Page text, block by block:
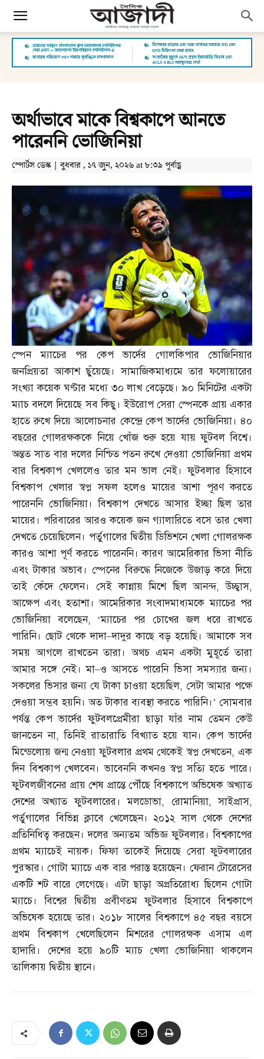
অর্থাভাবে মাকে বিশ্বকাপে আনতে
পারেননি ভোজিনিয়া
স্পোর্টস ডেস্ক | বুধবার , ১৭ জুন, ২০২৬ at ৮:৩৯ পূর্বাহ্ণ
স্পেন ম্যাচের পর কেপ ভার্দের গোলকিপার ভোজিনিয়ার
জনপ্রিয়তা আকাশ ছুঁয়েছে। সামাজিকমাধ্যমে তার ফলোয়ারের
সংখ্যা কয়েক ঘণ্টার মধ্যে ৩০ লাখ বেড়েছে। ৯০ মিনিটের একটা
ম্যাচ বদলে দিয়েছে সব কিছু। ইউরোপ সেরা স্পেনকে প্রায় একার
হাতে রুখে দিয়ে আলোচনার কেন্দ্রে কেপ ভার্দের ভোজিনিয়া। ৪০
বছরের গোলরক্ষককে নিয়ে খোঁজ শুরু হয়ে যায় ফুটবল বিশ্বে।
অন্তত সাত বার দলের নিশ্চিত পতন রুখে দেওয়া ভোজিনিয়া প্রথম
বার বিশ্বকাপ খেললেও তার মন ভাল নেই। ফুটবলার হিসাবে
বিশ্বকাপ খেলার স্বপ্ন সফল হলেও মায়ের আশা পূরণ করতে
পারেননি ভোজিনিয়া। বিশ্বকাপ দেখতে আসার ইচ্ছা ছিল তার
মায়ের। পরিবারের আরও কয়েক জন গ্যালারিতে বসে তার খেলা
দেখতে চেয়েছিলেন। পর্তুগালের দ্বিতীয় ডিভিশনে খেলা গোলরক্ষক
কারও আশা পূর্ণ করতে পারেননি। কারণ আমেরিকার ভিসা নীতি
এবং টাকার অভাব। স্পেনের বিরুদ্ধে নিজেকে উজাড় করে দিয়ে
তাই কেঁদে ফেলেন। সেই কান্নায় মিশে ছিল আনন্দ,উচ্ছ্বাস,
আক্ষেপ এবং হতাশা। আমেরিকার সংবাদমাধ্যমকে ম্যাচের পর
ভোজিনিয়া বলেছেন, ‘ম্যাচের পর চোখের জল ধরে রাখতে
পারিনি। ছোট থেকে দাদা–দাদুর কাছে বড় হয়েছি। আমাকে সব
সময় আগলে রাখতেন তারা। অথচ এমন একটা মুহূর্তে তারা
আমার সঙ্গে নেই। মা–ও আসতে পারেনি ভিসা সমস্যার জন্য।
সকলের ভিসার জন্য যে টাকা চাওয়া হয়েছিল, সেটা আমার পক্ষে
দেওয়া সম্ভব হয়নি। অত টাকার ব্যবস্থা করতে পারিনি।’ সোমবার
পর্যন্ত কেপ ভার্দের ফুটবলপ্রেমীরা ছাড়া যাঁর নাম তেমন কেউ
জানতেন না,তিনিই রাতারাতি বিখ্যাত হয়ে যান। কেপ ভার্দের
মিন্ডেলোয় জন্ম নেওয়া ফুটবলার প্রথম থেকেই স্বপ্ন দেখতেন, এক
দিন বিশ্বকাপ খেলবেন। ভাবেননি কখনও স্বপ্ন সত্যি হতে পারে।
ফুটবলজীবনের প্রায় শেষ প্রান্তে পৌঁছে বিশ্বকাপে অভিষেক অখ্যাত
দেশের অখ্যাত ফুটবলারের। মলডোভা, রোমানিয়া,সাইপ্রাস,
পর্তুগালের বিভিন্ন ক্লাবে খেলেছেন। ২০১২ সাল থেকে দেশের
প্রতিনিধিত্ব করছেন। দলের অন্যতম অভিজ্ঞ ফুটবলার। বিশ্বকাপের
প্রথম ম্যাচেই নায়ক। ফিফা তাকেই দিয়েছে সেরা ফুটবলারের
পুরস্কার। গোটা ম্যাচে এক বার পরাস্ত হয়েছেন। ফেরান টোরেসের
একটি শট বারে লেগেছে। এটা ছাড়া অপ্রতিরোধ্য ছিলেন গোটা
ম্যাচে। বিশ্বের দ্বিতীয় প্রবীণতম ফুটবলার হিসাবে বিশ্বকাপে
অভিষেক হয়েছে তার। ২০১৮ সালের বিশ্বকাপে ৪৫ বছর বয়সে
প্রথম বিশ্বকাপ খেলেছিলেন মিশরের গোলরক্ষক এসাম এল
হাদারি। দেশের হয়ে ৯০টি ম্যাচ খেলা ভোজিনিয়া থাকলেন
তালিকায় দ্বিতীয় স্থানে।